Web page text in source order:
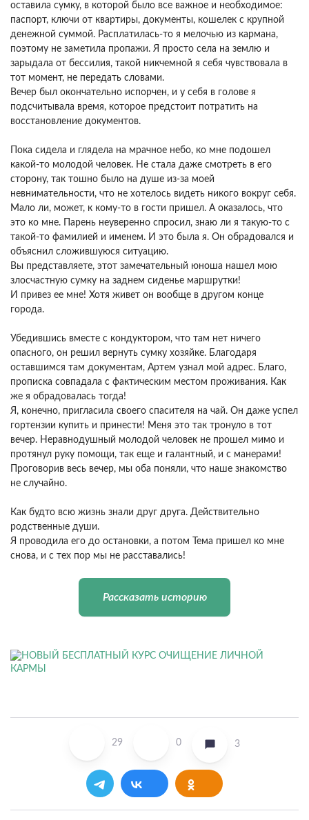
оставила сумку, в которой было все важное и необходимое:
паспорт, ключи от квартиры, документы, кошелек с крупной
денежной суммой. Расплатилась-то я мелочью из кармана,
поэтому не заметила пропажи. Я просто села на землю и
зарыдала от бессилия, такой никчемной я себя чувствовала в
тот момент, не передать словами.
Вечер был окончательно испорчен, и у себя в голове я
подсчитывала время, которое предстоит потратить на
восстановление документов.
Пока сидела и глядела на мрачное небо, ко мне подошел
какой-то молодой человек. Не стала даже смотреть в его
сторону, так тошно было на душе из-за моей
невнимательности, что не хотелось видеть никого вокруг себя.
Мало ли, может, к кому-то в гости пришел. А оказалось, что
это ко мне. Парень неуверенно спросил, знаю ли я такую-то с
такой-то фамилией и именем. И это была я. Он обрадовался и
объяснил сложившуюся ситуацию.
Вы представляете, этот замечательный юноша нашел мою
злосчастную сумку на заднем сиденье маршрутки!
И привез ее мне! Хотя живет он вообще в другом конце
города.
Убедившись вместе с кондуктором, что там нет ничего
опасного, он решил вернуть сумку хозяйке. Благодаря
оставшимся там документам, Артем узнал мой адрес. Благо,
прописка совпадала с фактическим местом проживания. Как
же я обрадовалась тогда!
Я, конечно, пригласила своего спасителя на чай. Он даже успел
гортензии купить и принести! Меня это так тронуло в тот
вечер. Неравнодушный молодой человек не прошел мимо и
протянул руку помощи, так еще и галантный, и с манерами!
Проговорив весь вечер, мы оба поняли, что наше знакомство
не случайно.
Как будто всю жизнь знали друг друга. Действительно
родственные души.
Я проводила его до остановки, а потом Тема пришел ко мне
снова, и с тех пор мы не расставались!
Рассказать историю
29 0 3